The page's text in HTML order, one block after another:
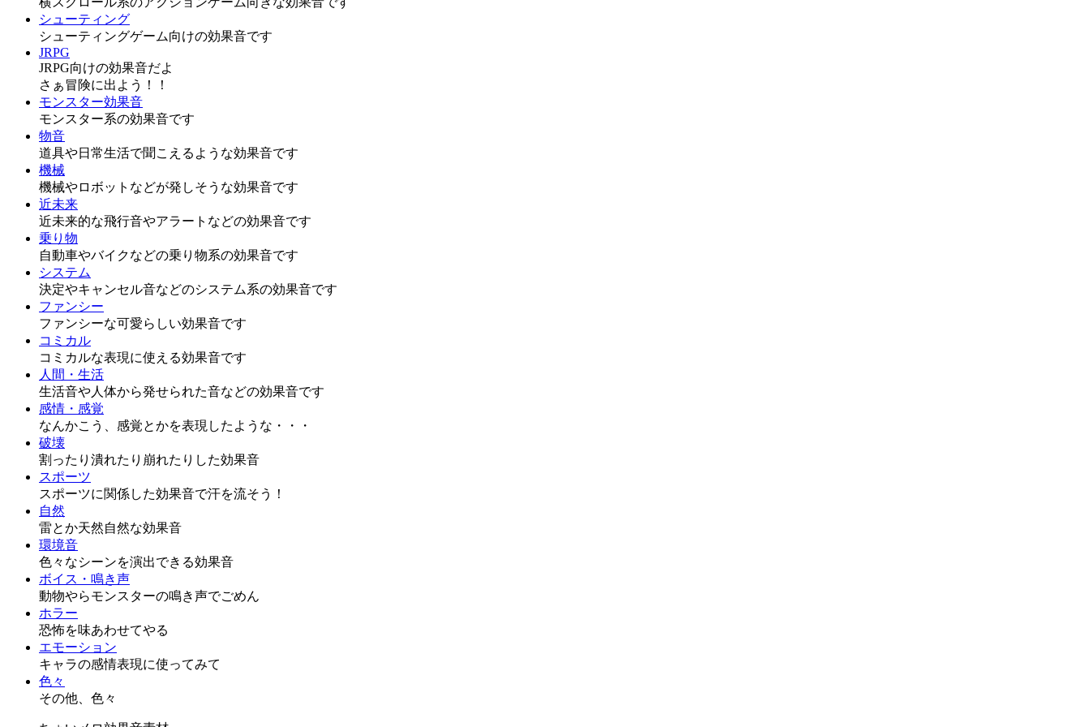
シューティング
シューティングゲーム向けの効果音です
JRPG
JRPG向けの効果音だよ
さぁ冒険に出よう！！
モンスター効果音
モンスター系の効果音です
物音
道具や日常生活で聞こえるような効果音です
機械
機械やロボットなどが発しそうな効果音です
近未来
近未来的な飛行音やアラートなどの効果音です
乗り物
自動車やバイクなどの乗り物系の効果音です
システム
決定やキャンセル音などのシステム系の効果音です
ファンシー
ファンシーな可愛らしい効果音です
コミカル
コミカルな表現に使える効果音です
人間・生活
生活音や人体から発せられた音などの効果音です
感情・感覚
なんかこう、感覚とかを表現したような・・・
破壊
割ったり潰れたり崩れたりした効果音
スポーツ
スポーツに関係した効果音で汗を流そう！
自然
雷とか天然自然な効果音
環境音
色々なシーンを演出できる効果音
ボイス・鳴き声
動物やらモンスターの鳴き声でごめん
ホラー
恐怖を味あわせてやる
エモーション
キャラの感情表現に使ってみて
色々
その他、色々